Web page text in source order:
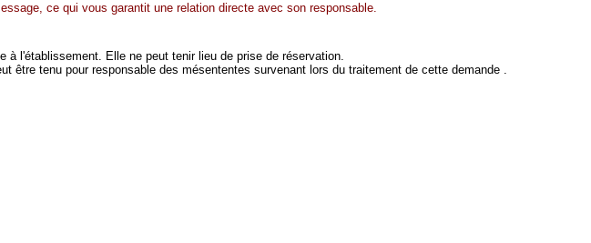
ce qui vous garantit une relation directe avec son responsable.
à l'établissement. Elle ne peut tenir lieu de prise de réservation.
être tenu pour responsable des mésententes survenant lors du traitement de cette demande .